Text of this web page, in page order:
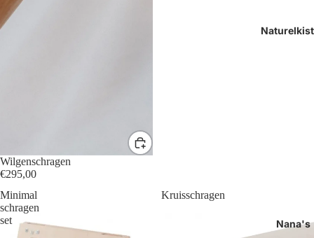
Nana's
Wilgenschragen
€295,00
Minimal
schragen
set
Kruisschragen